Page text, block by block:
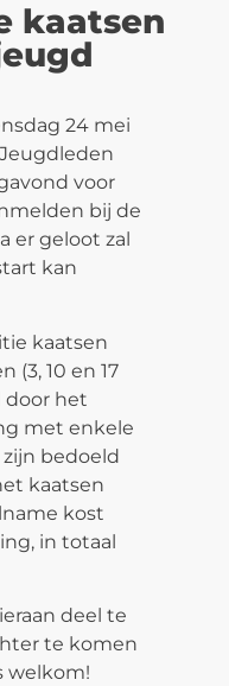
kaatsen
24 mei
voor
bij de
er geloot zal
kan
kaatsen
(3, 10 en 17
door het
met enkele
bedoeld
kaatsen
kost
in totaal
deel te
te komen
welkom!